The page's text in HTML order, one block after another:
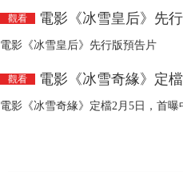
觀看 電影《冰雪皇后》先
電影《冰雪皇后》先行版預告片
觀看 電影《冰雪奇緣》定
電影《冰雪奇緣》定檔2月5日，首曝